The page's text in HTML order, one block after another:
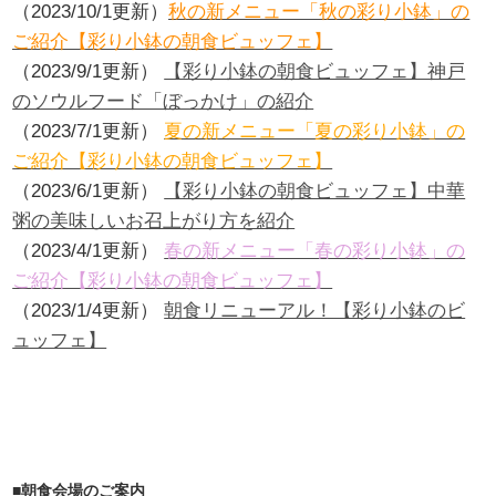
（2023/10/1更新）秋の新メニュー「秋の彩り小鉢」の
ご紹介【彩り小鉢の朝食ビュッフェ】
（2023/9/1更新）
【彩り小鉢の朝食ビュッフェ】神戸
のソウルフード「ぼっかけ」の紹介
（2023/7/1更新） 夏の新メニュー「夏の彩り小鉢」の
ご紹介【彩り小鉢の朝食ビュッフェ】
（2023/6/1更新）
【彩り小鉢の朝食ビュッフェ】中華
粥の美味しいお召上がり方を紹介
（2023/4/1更新）
春の新メニュー「春の彩り小鉢」の
ご紹介【彩り小鉢の朝食ビュッフェ】
（2023/1/4更新）朝食リニューアル！【彩り小鉢のビ
ュッフェ】
■朝食会場のご案内